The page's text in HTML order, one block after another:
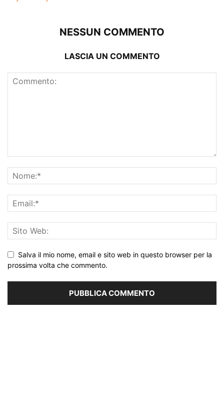
NESSUN COMMENTO
LASCIA UN COMMENTO
Salva il mio nome, email e sito web in questo browser per la
prossima volta che commento.